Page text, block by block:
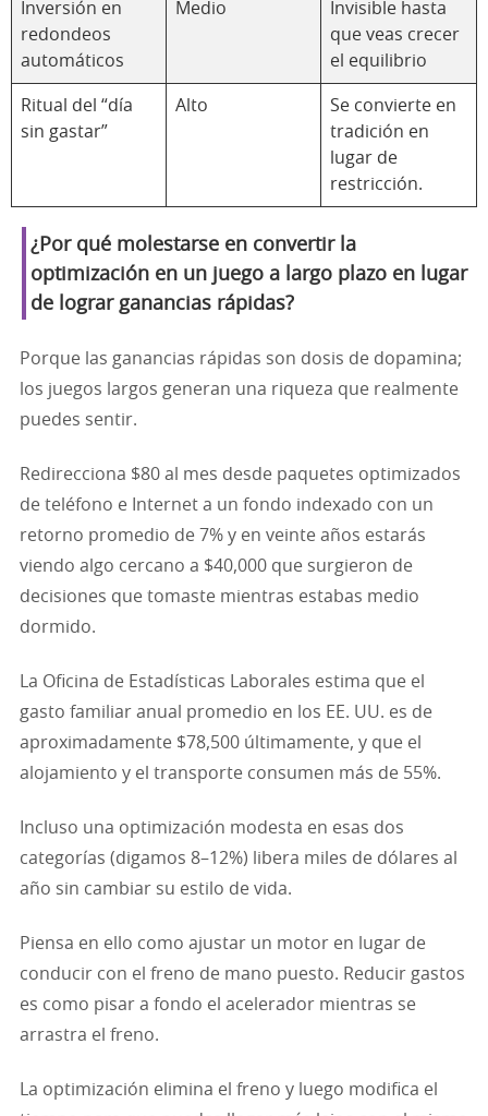
Inversión en
redondeos
automáticos
Medio
Invisible hasta
que veas crecer
el equilibrio
Ritual del “día
sin gastar”
Alto
Se convierte en
tradición en
lugar de
restricción.
¿Por qué molestarse en convertir la
optimización en un juego a largo plazo en lugar
de lograr ganancias rápidas?
Porque las ganancias rápidas son dosis de dopamina;
los juegos largos generan una riqueza que realmente
puedes sentir.
Redirecciona $80 al mes desde paquetes optimizados
de teléfono e Internet a un fondo indexado con un
retorno promedio de 7% y en veinte años estarás
viendo algo cercano a $40,000 que surgieron de
decisiones que tomaste mientras estabas medio
dormido.
La Oficina de Estadísticas Laborales estima que el
gasto familiar anual promedio en los EE. UU. es de
aproximadamente $78,500 últimamente, y que el
alojamiento y el transporte consumen más de 55%.
Incluso una optimización modesta en esas dos
categorías (digamos 8–12%) libera miles de dólares al
año sin cambiar su estilo de vida.
Piensa en ello como ajustar un motor en lugar de
conducir con el freno de mano puesto. Reducir gastos
es como pisar a fondo el acelerador mientras se
arrastra el freno.
La optimización elimina el freno y luego modifica el